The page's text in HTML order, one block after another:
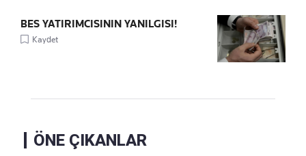
BES YATIRIMCISININ YANILGISI!
Kaydet
ÖNE ÇIKANLAR